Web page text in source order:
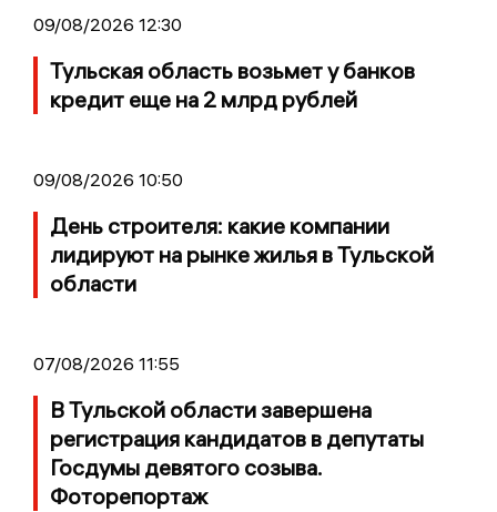
09/08/2026 12:30
Тульская область возьмет у банков
кредит еще на 2 млрд рублей
09/08/2026 10:50
День строителя: какие компании
лидируют на рынке жилья в Тульской
области
07/08/2026 11:55
В Тульской области завершена
регистрация кандидатов в депутаты
Госдумы девятого созыва.
Фоторепортаж